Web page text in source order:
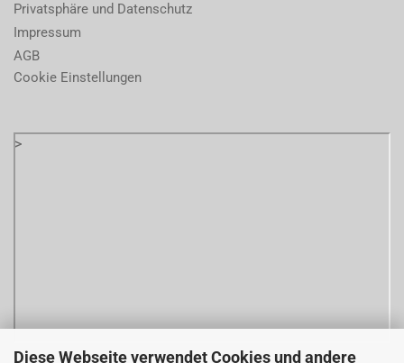
Diese Webseite verwendet Cookies und andere
Privatsphäre und Datenschutz
Impressum
AGB
Cookie Einstellungen
>